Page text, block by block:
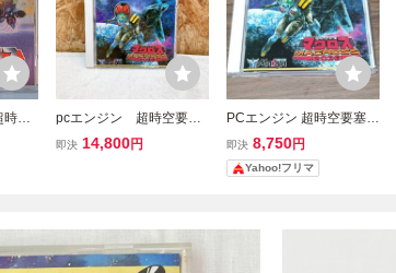
時空
pcエンジン 超時空要塞
マクロス2036 super CD-
即決 14,800円
PCエンジン 超時空要塞マ
クロス2036 CD-ROM2
即決 8,750円
Yahoo!フリマ